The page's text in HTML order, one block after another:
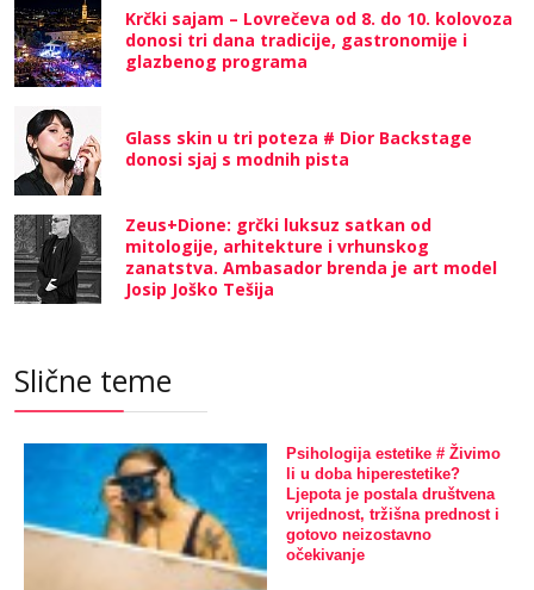
Krčki sajam – Lovrečeva od 8. do 10. kolovoza
donosi tri dana tradicije, gastronomije i
glazbenog programa
Glass skin u tri poteza # Dior Backstage
donosi sjaj s modnih pista
Zeus+Dione: grčki luksuz satkan od
mitologije, arhitekture i vrhunskog
zanatstva. Ambasador brenda je art model
Josip Joško Tešija
Slične teme
Psihologija estetike # Živimo
li u doba hiperestetike?
Ljepota je postala društvena
vrijednost, tržišna prednost i
gotovo neizostavno
očekivanje